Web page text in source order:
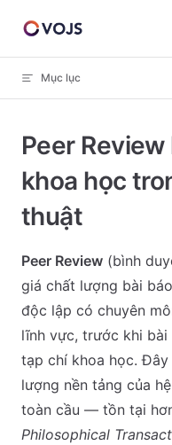
Skip to content
Mục lục
Peer
khoa học
thuật
Peer Review (bình
giá chất lượng bài
độc lập có chuyên
lĩnh vực, trước khi
tạp chí khoa học.
lượng nền tảng của
toàn cầu — tồn tại
Philosophical